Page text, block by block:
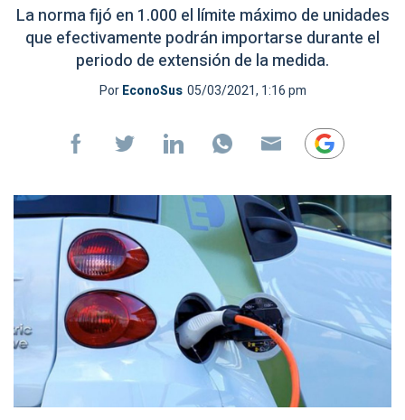
La norma fijó en 1.000 el límite máximo de unidades
que efectivamente podrán importarse durante el
periodo de extensión de la medida.
PorEconoSus 05/03/2021, 1:16 pm